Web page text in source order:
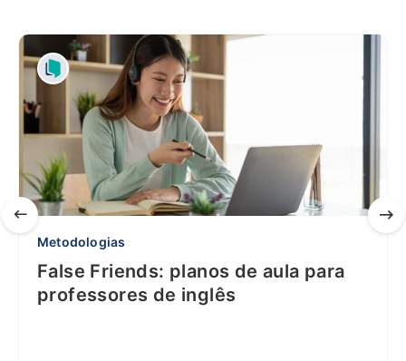
Metodologias
False Friends: planos de aula para
professores de inglês